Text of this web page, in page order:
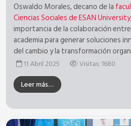
Oswaldo Morales, decano de la
Ciencias Sociales de ESAN University
importancia de la colaboración
academia para generar soluciones
del cambio y la transformación
11 Abril 2025
Visitas: 1680
Leer más…